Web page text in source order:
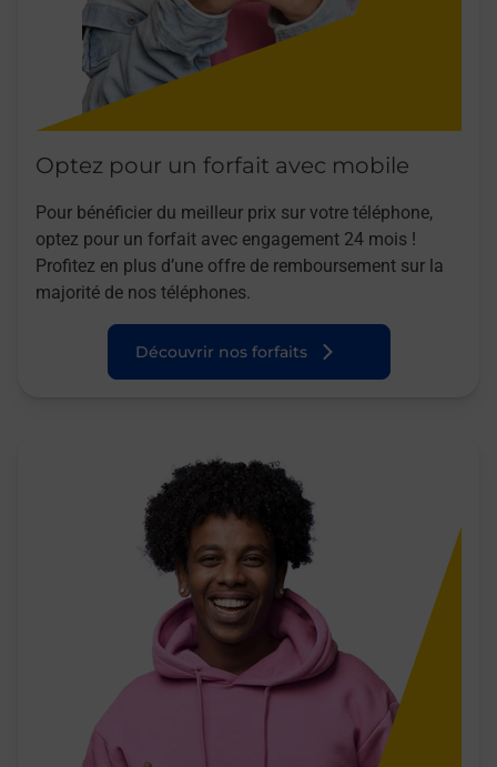
Optez pour un forfait avec mobile
Pour bénéficier du meilleur prix sur votre téléphone,
optez pour un forfait avec engagement 24 mois !
Profitez en plus d’une offre de remboursement sur la
majorité de nos téléphones.
Découvrir nos forfaits